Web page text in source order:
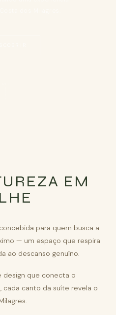
EM
para quem busca a
— um espaço que respira
ao descanso genuíno.
design que conecta o
cada canto da suíte revela o